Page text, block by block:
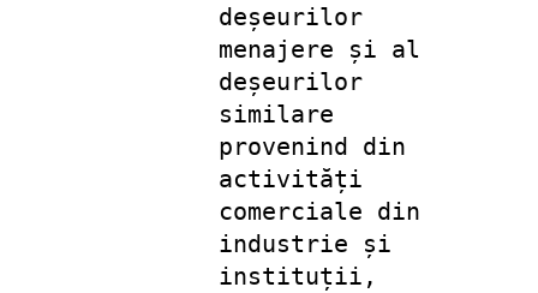
deșeurilor
menajere și al
deșeurilor
similare
provenind din
activități
comerciale din
industrie și
instituții,